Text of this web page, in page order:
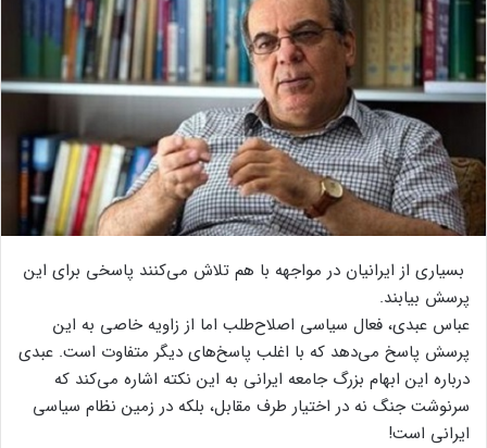
بسیاری از ایرانیان در مواجهه با هم تلاش می‌کنند پاسخی برای این
پرسش بیابند.
عباس عبدی، فعال سیاسی اصلاح‌طلب اما از زاویه خاصی به این
پرسش پاسخ می‌دهد که با اغلب پاسخ‌های دیگر متفاوت است. عبدی
درباره این ابهام بزرگ جامعه ایرانی به این نکته اشاره می‌کند که
سرنوشت جنگ نه در اختیار طرف مقابل، بلکه در زمین نظام سیاسی
ایرانی است!